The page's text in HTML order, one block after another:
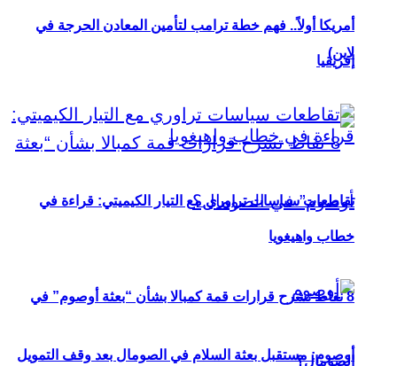
لاين)
8 نقاط تشرح قرارات قمة كمبالا بشأن “بعثة أوصوم” في
الصومال؟
أمريكا أولاً.. فهم خطة ترامب لتأمين المعادن الحرجة في
إفريقيا
تقاطعات سياسات تراوري مع التيار الكيميتي: قراءة في
خطاب واهيغويا
أوصوم: مستقبل بعثة السلام في الصومال بعد وقف التمويل